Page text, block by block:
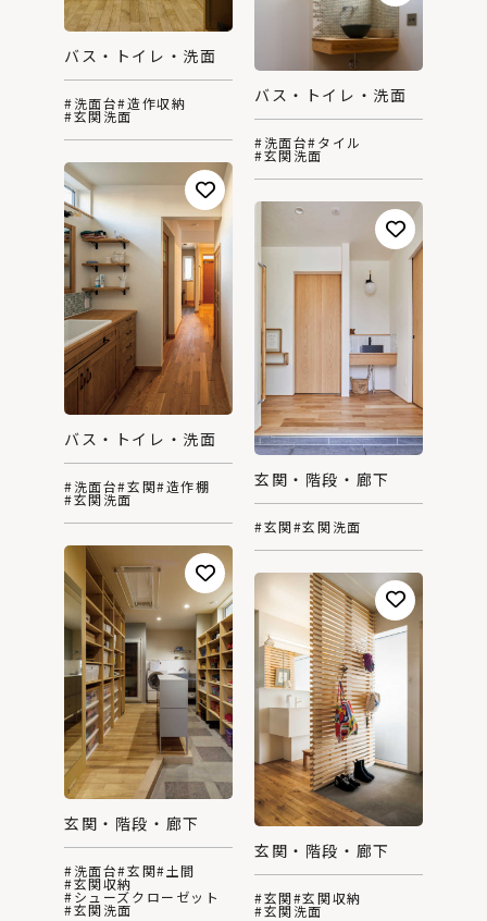
バス・トイレ・洗面
#洗面台#造作収納
#玄関洗面
バス・トイレ・洗面
#洗面台#タイル
#玄関洗面
バス・トイレ・洗面
#洗面台#玄関#造作棚
#玄関洗面
玄関・階段・廊下
#玄関#玄関洗面
玄関・階段・廊下
#洗面台#玄関#土間
#玄関収納
#シューズクローゼット
#玄関洗面
玄関・階段・廊下
#玄関#玄関収納
#玄関洗面